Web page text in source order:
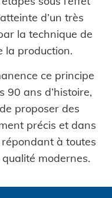
d’un très
la technique de
la production.
ce principe
90 ans d’histoire,
proposer des
précis et dans
à toutes
modernes.